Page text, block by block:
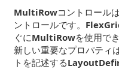
MultiRowコントロールは
ントロールです。
ぐにMultiRowを使用で
新しい重要なプロパティ
トを記述する